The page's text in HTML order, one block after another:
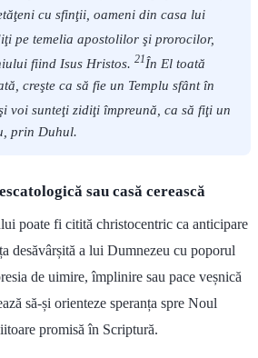
cu sfinţii, oameni din casa lui
pe temelia apostolilor şi prorocilor,
fiind Isus Hristos. 21În El toată
creşte ca să fie un Templu sfânt în
voi sunteţi zidiţi împreună, ca să fiţi un
prin Duhul.
sau casă cerească
poate fi citită christocentric ca anticipare
desăvârșită a lui Dumnezeu cu poporul
de uimire, împlinire sau pace veșnică
să-și orienteze speranța spre Noul
promisă în Scriptură.